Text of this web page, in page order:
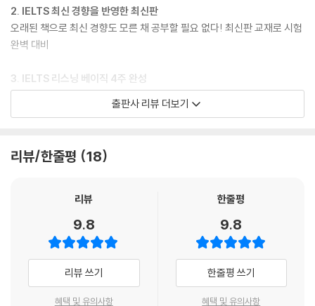
[부록] 리스닝 주관식 답안 관련 Q&A
[책속의 책] 정답/스크립트/해석/해설
2. IELTS 최신 경향을 반영한 최신판
오래된 책으로 최신 경향도 모른 채 공부할 필요 없다! 최신판 교재로 시험
완벽 대비
3. IELTS 리스닝 베이직 4주 완성
1) 4주 만에 끝낼 수 있도록 주별/일별 학습 분량 제시
2) 따라만 하면 단기간에 IELTS 기본을 다질 수 있는 구성
1) 리스닝 기본기 다지기
2) 문제 유형 공략하기
- 시험에 출제되는 12가지 문제 유형별로 최신 경향과 문제 형태를 파악하
고 핵심 전략을 통해 풀이 방법 익히기
-문제를 풀 때 추가로 알아둬야 할 점, 주의할 사항을 짚어주는 TIPS 코너
출판사 리뷰 더보기
리뷰/한줄평 18
리뷰
9.8
리뷰 쓰기
혜택 및 유의사항
한줄평
9.8
한줄평 쓰기
혜택 및 유의사항